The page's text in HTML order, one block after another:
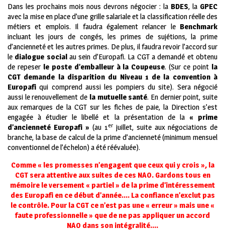
Dans les prochains mois nous devrons négocier : la BDES, la GPEC
avec la mise en place d’une grille salariale et la classification réelle des
métiers et emplois. Il faudra également relancer le Benchmark
incluant les jours de congés, les primes de sujétions, la prime
d’ancienneté et les autres primes. De plus, il faudra revoir l’accord sur
le dialogue socialau sein d’Europafi. La CGT a demandé et obtenu
de repeser le poste d’emballeur à la Coupeuse. (Sur ce point la
CGT demande la disparition du Niveau 1 de la convention à
Europafiqui comprend aussi les pompiers du site). Sera négocié
aussi le renouvellement de la mutuelle santé. En dernier point, suite
aux remarques de la CGT sur les fiches de paie, la Direction s’est
engagée à étudier le libellé et la présentation de la « prime
d’ancienneté Europafi » (au 1er juillet, suite aux négociations de
branche, la base de calcul de la prime d’ancienneté (minimum mensuel
conventionnel de l’échelon) a été réévaluée).
Comme « les promesses n’engagent que ceux qui y crois », la
CGT sera attentive aux suites de ces NAO. Gardons tous en
mémoire le versement « partiel » de la prime d’intéressement
des Europafi en ce début d’année…. La confiance n’exclut pas
le contrôle. Pour la CGT ce n’est pas une « erreur » mais une «
faute professionnelle » que de ne pas appliquer un accord
NAO dans son intégralité….